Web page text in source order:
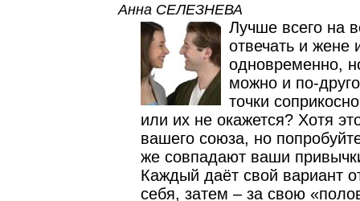
Анна СЕЛЕЗНЕВА
Лучше всего на
отвечать и жене
одновременно,
можно и по-
точки
или их не окажется? Хотя
вашего союза, но
же совпадают ваши
Каждый даёт свой вариант
себя, затем – за свою